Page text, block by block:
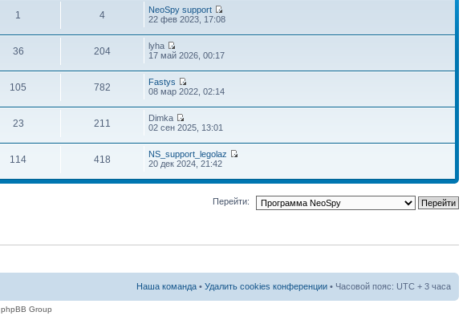
1 4
NeoSpy support
22 фев 2023, 17:08
36 204
lyha
17 май 2026, 00:17
105 782
Fastys
08 мар 2022, 02:14
23 211
Dimka
02 сен 2025, 13:01
114 418
NS_support_legolaz
20 дек 2024, 21:42
Перейти:
Наша команда • Удалить cookies конференции • Часовой пояс: UTC + 3 часа
Group